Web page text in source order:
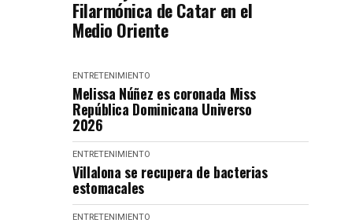
Filarmónica de Catar en el
Medio Oriente
ENTRETENIMIENTO
Melissa Núñez es coronada Miss
República Dominicana Universo
2026
ENTRETENIMIENTO
Villalona se recupera de bacterias
estomacales
ENTRETENIMIENTO